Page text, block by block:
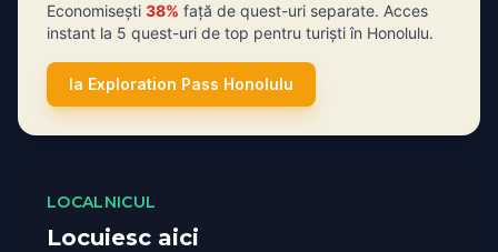
Economisești 38% față de quest-uri separate. Acces
instant la 5 quest-uri de top pentru turiști în Honolulu.
Ia Exploration Pass Honolulu
LOCALNICUL
Locuiesc aici